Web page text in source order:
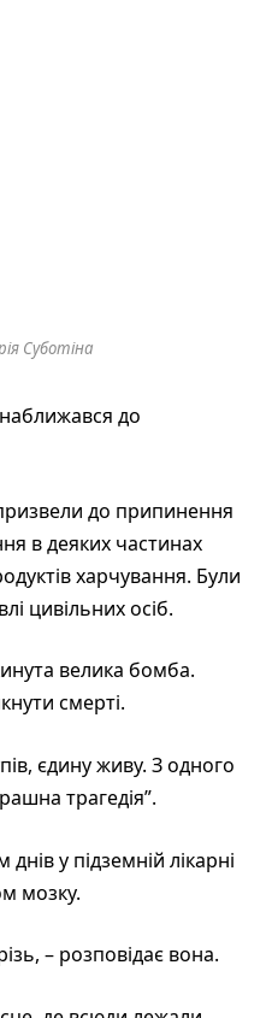
Суботіна
до
до припинення
в деяких частинах
харчування. Були
цивільних осіб.
велика бомба.
смерті.
єдину живу. З одного
трагедія”.
у підземній лікарні
мозку.
– розповідає вона.